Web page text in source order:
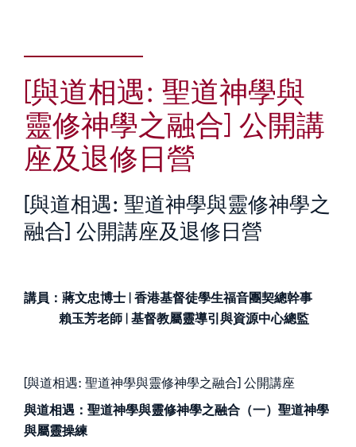
[與道相遇: 聖道神學與
靈修神學之融合] 公開講
座及退修日營
[與道相遇: 聖道神學與靈修神學之
融合] 公開講座及退修日營
講員：蔣文忠博士 | 香港基督徒學生福音團契總幹事
賴玉芳老師 | 基督教屬靈導引與資源中心總監
[與道相遇: 聖道神學與靈修神學之融合] 公開講座
與道相遇：聖道神學與靈修神學之融合（一）聖道神學
與屬靈操練